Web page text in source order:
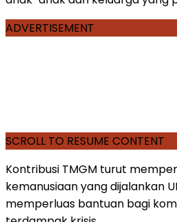
ADVERTISEMENT
SCROLL TO RESUME CONTENT
Kontribusi TMGM turut
kemanusiaan yang dijalankan
memperluas bantuan bagi